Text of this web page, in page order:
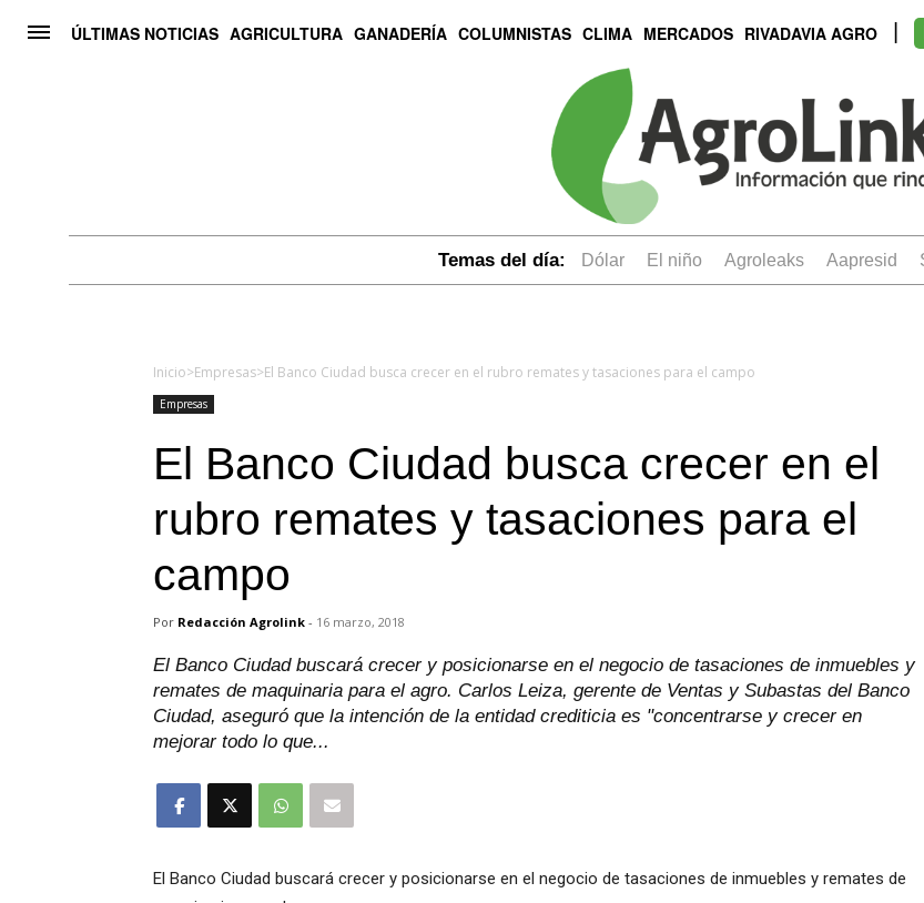
ÚLTIMAS NOTICIAS AGRICULTURA GANADERÍA COLUMNISTAS CLIMA MERCADOS RIVADAVIA AGRO
Temas del día: dólar el niño Agroleaks aapresid
Inicio>Empresas>El Banco Ciudad busca crecer en el rubro remates y tasaciones para el campo
Empresas
El Banco Ciudad busca crecer en el
rubro remates y tasaciones para el
campo
Por Redacción Agrolink - 16 marzo, 2018
El Banco Ciudad buscará crecer y posicionarse en el negocio de tasaciones de inmuebles y
remates de maquinaria para el agro. Carlos Leiza, gerente de Ventas y Subastas del Banco
Ciudad, aseguró que la intención de la entidad crediticia es "concentrarse y crecer en
mejorar todo lo que...
El Banco Ciudad buscará crecer y posicionarse en el negocio de tasaciones de inmuebles y remates de